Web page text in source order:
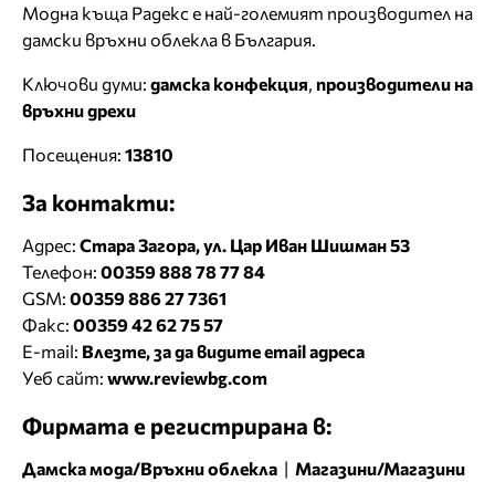
Модна къща Радекс е най-големият производител на
дамски връхни облекла в България.
Ключови думи: дамска конфекция производители на
връхни дрехи
Посещения: 13810
За контакти:
Адрес: Стара Загора, ул. Цар Иван Шишман 53
Телефон: 00359 888 78 77 84
GSM: 00359 886 27 7361
Факс: 00359 42 62 75 57
E-mail: Влезте, за да видите email адреса
Уеб сайт: www.reviewbg.com
Фирмата е регистрирана в:
Дамска мода/Връхни облекла | Магазини/Магазини